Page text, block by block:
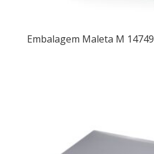
Embalagem Maleta M 14749